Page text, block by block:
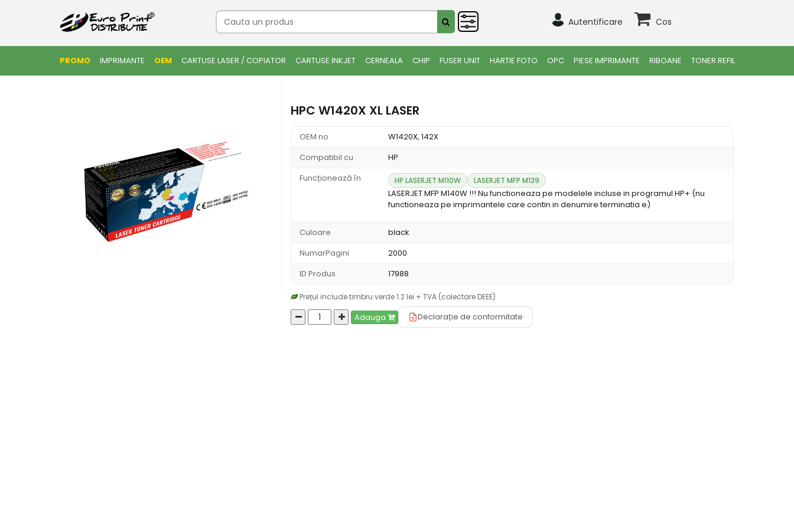
Autentificare Cos
PROMO IMPRIMANTE OEM CARTUSE LASER / COPIATOR CARTUSE INKJET CERNEALA CHIP FUSER UNIT HARTIE FOTO OPC PIESE IMPRIMANTE RIBOANE TONER REFIL
HPC W1420X XL LASER
OEM no
W1420X, 142X
Compatibil cu
HP
Funcționează în
HP LASERJET M110W LASERJET MFP M139
LASERJET MFP M140W !!! Nu functioneaza pe modelele incluse in programul HP+ (nu
functioneaza pe imprimantele care contin in denumire terminatia e)
Culoare
black
NumarPagini
2000
ID Produs
17988
Prețul include timbru verde 1.2 lei + TVA (colectare DEEE)
Adauga Declarație de conformitate